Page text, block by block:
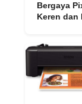
Bergaya
Keren dan